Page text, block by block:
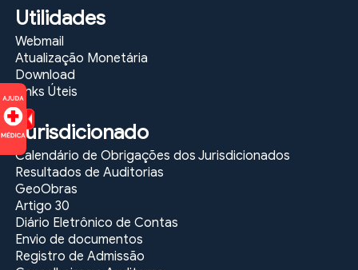
Utilidades
Webmail
Atualização Monetária
Download
Links Úteis
Jurisdicionado
Calendário de Obrigações dos Jurisdicionados
Resultados de Auditorias
GeoObras
Artigo 30
Diário Eletrônico de Contas
Envio de documentos
Registro de Admissão